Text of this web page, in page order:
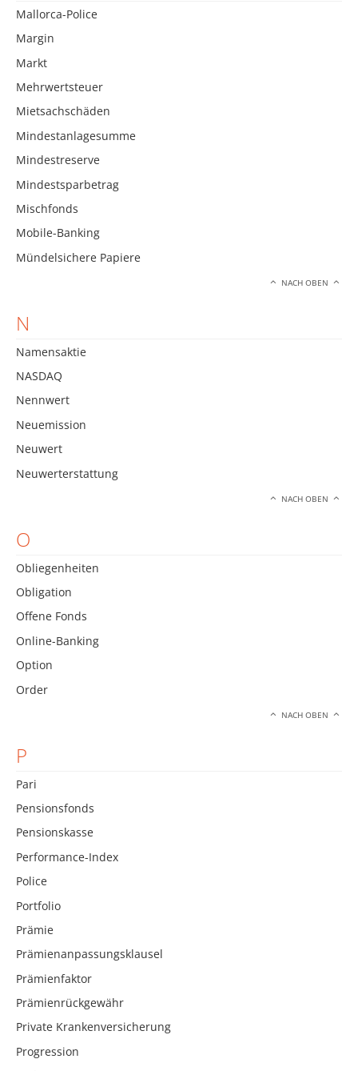
Mallorca-Police
Margin
Markt
Mehrwertsteuer
Mietsachschäden
Mindestanlagesumme
Mindestreserve
Mindestsparbetrag
Mischfonds
Mobile-Banking
Mündelsichere Papiere
NACH OBEN
N
Namensaktie
NASDAQ
Nennwert
Neuemission
Neuwert
Neuwerterstattung
NACH OBEN
O
Obliegenheiten
Obligation
Offene Fonds
Online-Banking
Option
Order
NACH OBEN
P
Pari
Pensionsfonds
Pensionskasse
Performance-Index
Police
Portfolio
Prämie
Prämienanpassungsklausel
Prämienfaktor
Prämienrückgewähr
Private Krankenversicherung
Progression